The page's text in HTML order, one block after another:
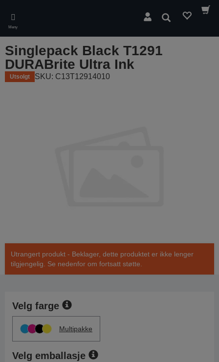
main
content
Meny
Søk
Singlepack Black T1291
DURABrite Ultra Ink
Utsolgt SKU: C13T12914010
Utrangert produkt - Beklager, dette produktet er ikke lenger
tilgjengelig. Se nedenfor om fortsatt støtte.
Velg farge
Multipakke
Velg emballasje